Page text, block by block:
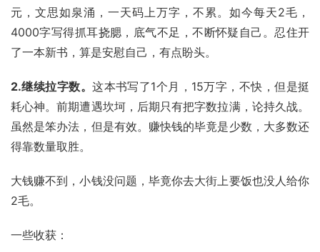
元，文思如泉涌，一天码上万字，不累。如今每天2毛，
4000字写得抓耳挠腮，底气不足，不断怀疑自己。忍住开
了一本新书，算是安慰自己，有点盼头。
2.继续拉字数。这本书写了1个月，15万字，不快，但是挺
耗心神。前期遭遇坎坷，后期只有把字数拉满，论持久战。
虽然是笨办法，但是有效。赚快钱的毕竟是少数，大多数还
得靠数量取胜。
大钱赚不到，小钱没问题，毕竟你去大街上要饭也没人给你
2毛。
一些收获：